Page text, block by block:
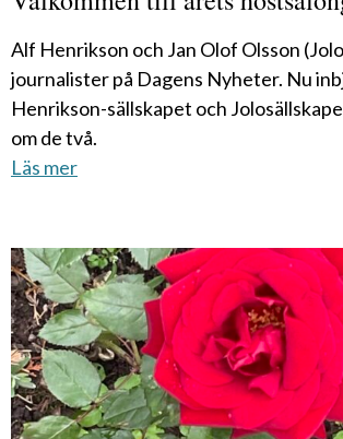
Alf Henrikson och Jan Olof Olsson
journalister på Dagens Nyheter. Nu
Henrikson-sällskapet och
om de två.
Läs mer